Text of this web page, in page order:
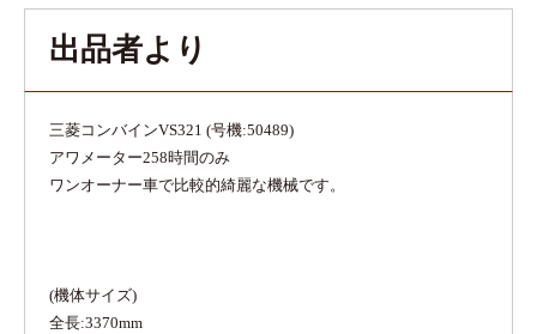
出品者より
三菱コンバインVS321 (号機:50489)
アワメーター258時間のみ
ワンオーナー車で比較的綺麗な機械です。
(機体サイズ)
全長:3370mm